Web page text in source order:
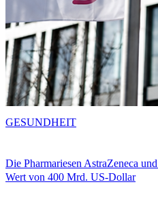
Die Pharmariesen AstraZeneca
Wert von 400 Mrd. US-Dollar
GESUNDHEIT